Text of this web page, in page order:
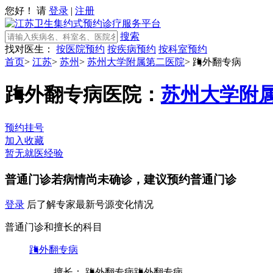
您好！ 请 登录 | 注册
搜索
找对医生：
按医院预约 按疾病预约 按科室预约
首页> 江苏> 苏州> 苏州大学附属第二医院> 踇外翻专病
踇外翻专病医院： 苏州大学附
预约挂号
加入收藏
暂无就医经验
普通门诊若病情尚未确诊，建议预约普通门诊
登录 后了解专家最新号源变化情况
普通门诊和擅长的科目
踇外翻专病